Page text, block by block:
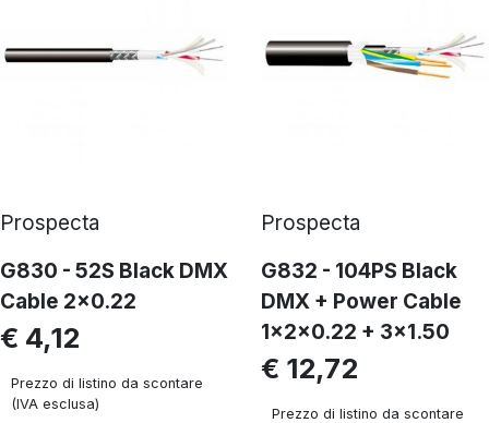
Prospecta
G830 - 52S Black DMX
Cable 2x0.22
€ 4,12
Prezzo di listino da scontare
(IVA esclusa)
Prospecta
G832 - 104PS Black
DMX + Power Cable
1x2x0.22 + 3x1.50
€ 12,72
Prezzo di listino da scontare